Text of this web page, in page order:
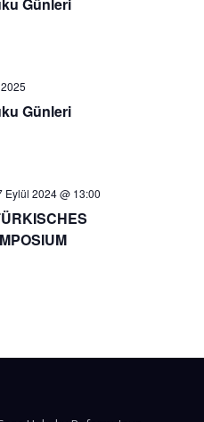
Günleri
Eylül 2024 @ 13:00